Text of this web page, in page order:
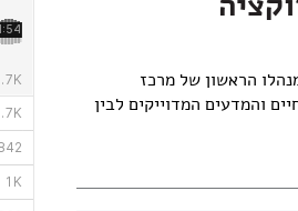
הראשון של מרכז
והמדעים המדוייקים לבין